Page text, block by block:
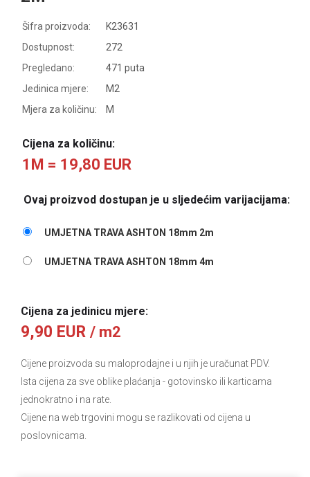
Šifra proizvoda:
K23631
Dostupnost:
272
Pregledano:
471 puta
Jedinica mjere:
M2
Mjera za količinu:
M
Cijena za količinu:
1M = 19,80 EUR
Ovaj proizvod dostupan je u sljedećim varijacijama:
UMJETNA TRAVA ASHTON 18mm 2m
UMJETNA TRAVA ASHTON 18mm 4m
Cijena za jedinicu mjere:
9,90 EUR / m2
Cijene proizvoda su maloprodajne i u njih je uračunat PDV.
Ista cijena za sve oblike plaćanja - gotovinsko ili karticama
jednokratno i na rate.
Cijene na web trgovini mogu se razlikovati od cijena u
poslovnicama.